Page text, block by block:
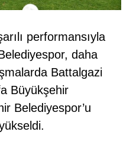
performansıyla
daha
Battalgazi
Büyükşehir
Belediyespor’u